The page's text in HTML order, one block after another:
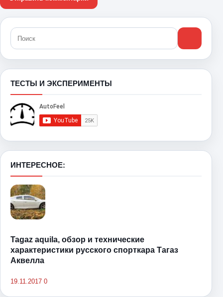
ТЕСТЫ И ЭКСПЕРИМЕНТЫ
ИНТЕРЕСНОЕ:
Tagaz aquila, обзор и технические
характеристики русского спорткара Тагаз
Аквелла
19.11.2017 0